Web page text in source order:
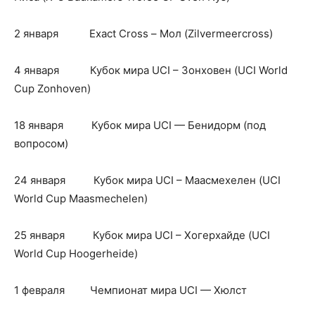
2 января Exact Cross – Мол (Zilvermeercross)
4 января Кубок мира UCI – Зонховен (UCI World
Cup Zonhoven)
18 января Кубок мира UCI — Бенидорм (под
вопросом)
24 января Кубок мира UCI – Маасмехелен (UCI
World Cup Maasmechelen)
25 января Кубок мира UCI – Хогерхайде (UCI
World Cup Hoogerheide)
1 февраля Чемпионат мира UCI — Хюлст